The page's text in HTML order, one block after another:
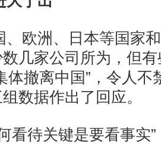
、欧洲、日本等国家
几家公司所为，但
体撤离中国”，令人不
数据作出了回应。
看待关键是要看事实